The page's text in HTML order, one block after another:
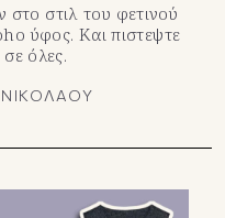
στιλ του φετινού
ύφος. Και πιστεψτε
όλες.